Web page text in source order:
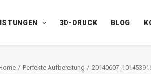
3D-DRUCK BLOG
Perfekte Aufbereitung